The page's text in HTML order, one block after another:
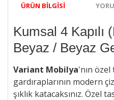
ÜRÜN BILGISI
Kumsal 4 Kapılı
Beyaz / Beyaz
Variant Mobilya'nın özel
gardıraplarının modern
şıklık katacaksınız. Özel